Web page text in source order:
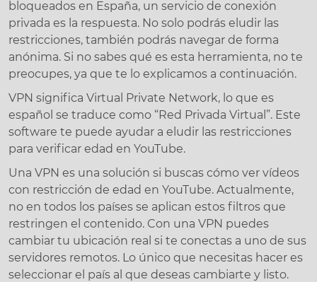
bloqueados en España, un servicio de conexión
privada es la respuesta. No solo podrás eludir las
restricciones, también podrás navegar de forma
anónima. Si no sabes qué es esta herramienta, no te
preocupes, ya que te lo explicamos a continuación.
VPN significa Virtual Private Network, lo que es
español se traduce como “Red Privada Virtual”. Este
software te puede ayudar a eludir las restricciones
para verificar edad en YouTube.
Una VPN es una solución si buscas cómo ver vídeos
con restricción de edad en YouTube. Actualmente,
no en todos los países se aplican estos filtros que
restringen el contenido. Con una VPN puedes
cambiar tu ubicación real si te conectas a uno de sus
servidores remotos. Lo único que necesitas hacer es
seleccionar el país al que deseas cambiarte y listo.